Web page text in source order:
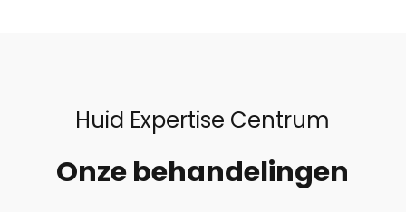
Huid Expertise Centrum
Onze behandelingen